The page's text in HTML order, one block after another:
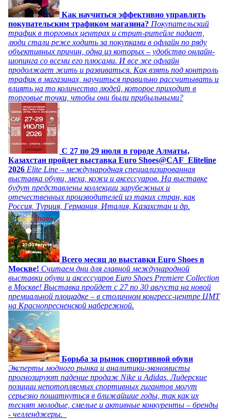
Как научиться эффективно управлять
покупательским трафиком магазина? Покупательский
трафик в торговых центрах и стрит-ритейле падает,
люди стали реже ходить за покупками в офлайн по ряду
объективных причин, одна из которых – удобство онлайн-
шопинга со всеми его плюсами. И все же офлайн
продолжает жить и развиваться. Как взять под контроль
трафик в магазинах, научиться правильно рассчитывать и
влиять на то количество людей, которое приходит в
торговые точки, чтобы они были прибыльными?
C 27 по 29 июля в городе Алматы,
Казахстан пройдет выставка Euro Shoes@CAF_Eliteline
2026 Elite Line – международная специализированная
выставка обуви, меха, кожи и аксессуаров. На выставке
будут представлены коллекции зарубежных и
отечественных производителей из таких стран, как
Россия, Турция, Германия, Италия, Казахстан и др.
Всего месяц до выставки Euro Shoes в
Москве! Считаем дни для главной международной
выставки обуви и аксессуаров Euro Shoes Premiere Collection
в Москве! Выставка пройдет с 27 по 30 августа на новой
премиальной площадке – в столичном конгресс-центре ЦМТ
на Краснопресненской набережной.
Борьба за рынок спортивной обуви
Эксперты модного рынка и аналитики-экономисты
прогнозируют падение продаж Nike и Adidas. Лидерские
позиции непотопляемых спортивных гигантов могут
серьезно пошатнуться в ближайшие годы, так как их
теснят молодые, смелые и активные конкуренты – бренды
- челленджеры.